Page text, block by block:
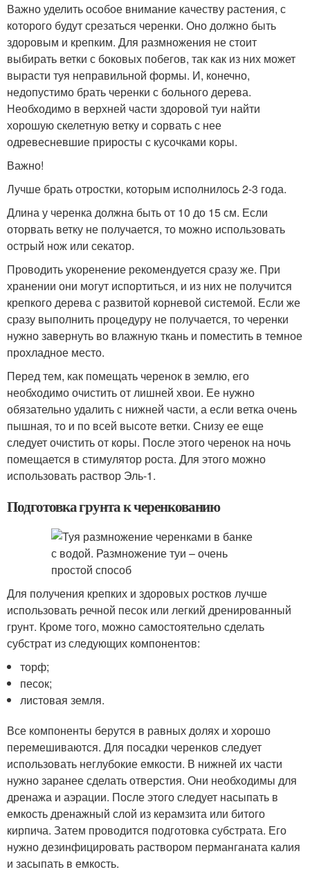
Важно уделить особое внимание качеству растения, с
которого будут срезаться черенки. Оно должно быть
здоровым и крепким. Для размножения не стоит
выбирать ветки с боковых побегов, так как из них может
вырасти туя неправильной формы. И, конечно,
недопустимо брать черенки с больного дерева.
Необходимо в верхней части здоровой туи найти
хорошую скелетную ветку и сорвать с нее
одревесневшие приросты с кусочками коры.
Важно!
Лучше брать отростки, которым исполнилось 2-3 года.
Длина у черенка должна быть от 10 до 15 см. Если
оторвать ветку не получается, то можно использовать
острый нож или секатор.
Проводить укоренение рекомендуется сразу же. При
хранении они могут испортиться, и из них не получится
крепкого дерева с развитой корневой системой. Если же
сразу выполнить процедуру не получается, то черенки
нужно завернуть во влажную ткань и поместить в темное
прохладное место.
Перед тем, как помещать черенок в землю, его
необходимо очистить от лишней хвои. Ее нужно
обязательно удалить с нижней части, а если ветка очень
пышная, то и по всей высоте ветки. Снизу ее еще
следует очистить от коры. После этого черенок на ночь
помещается в стимулятор роста. Для этого можно
использовать раствор Эль-1.
Подготовка грунта к черенкованию
Для получения крепких и здоровых ростков лучше
использовать речной песок или легкий дренированный
грунт. Кроме того, можно самостоятельно сделать
субстрат из следующих компонентов:
торф;
песок;
листовая земля.
Все компоненты берутся в равных долях и хорошо
перемешиваются. Для посадки черенков следует
использовать неглубокие емкости. В нижней их части
нужно заранее сделать отверстия. Они необходимы для
дренажа и аэрации. После этого следует насыпать в
емкость дренажный слой из керамзита или битого
кирпича. Затем проводится подготовка субстрата. Его
нужно дезинфицировать раствором перманганата калия
и засыпать в емкость.